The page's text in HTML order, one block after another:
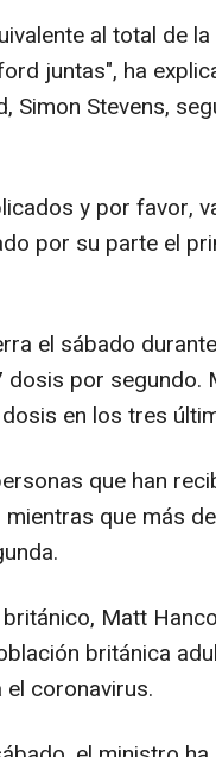
al total de
juntas", ha
Simon Stevens,
y por favor,
por su parte el
el sábado
por segundo.
en los tres
que han
que más
Matt
británica
coronavirus.